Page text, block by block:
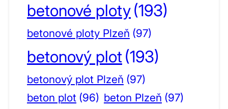
betonové ploty(193)
betonové ploty Plzeň (97)
betonový plot (193)
betonový plot Plzeň (97)
beton plot (96) beton Plzeň (97)